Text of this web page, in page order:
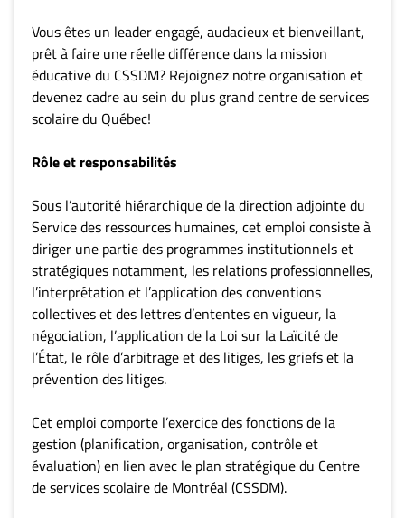
Vous êtes un leader engagé, audacieux et bienveillant,
prêt à faire une réelle différence dans la mission
éducative du CSSDM? Rejoignez notre organisation et
devenez cadre au sein du plus grand centre de services
scolaire du Québec!
Rôle et responsabilités
Sous l’autorité hiérarchique de la direction adjointe du
Service des ressources humaines, cet emploi consiste à
diriger une partie des programmes institutionnels et
stratégiques notamment, les relations professionnelles,
l’interprétation et l’application des conventions
collectives et des lettres d’ententes en vigueur, la
négociation, l’application de la Loi sur la Laïcité de
l’État, le rôle d’arbitrage et des litiges, les griefs et la
prévention des litiges.
Cet emploi comporte l’exercice des fonctions de la
gestion (planification, organisation, contrôle et
évaluation) en lien avec le plan stratégique du Centre
de services scolaire de Montréal (CSSDM).